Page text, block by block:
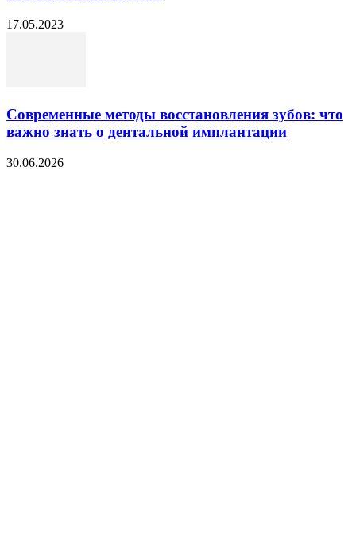
17.05.2023
Современные методы восстановления зубов: что
важно знать о дентальной имплантации
30.06.2026